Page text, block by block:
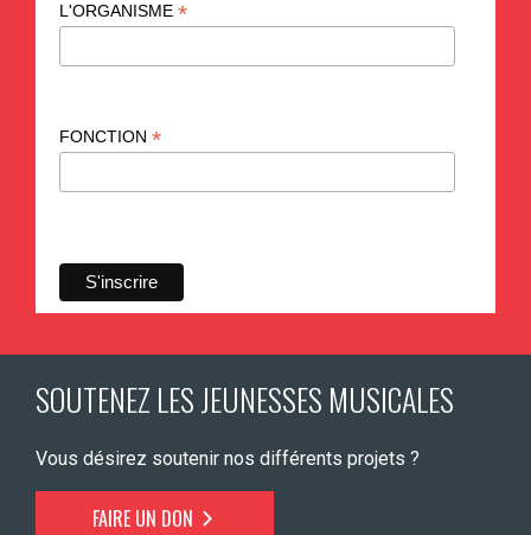
L'ORGANISME *
FONCTION *
SOUTENEZ LES JEUNESSES MUSICALES
Vous désirez soutenir nos différents projets ?
FAIRE UN DON